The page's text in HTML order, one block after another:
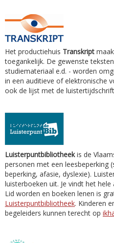
Het productiehuis Transkript
toegankelijk. De gewenste
studiemateriaal e.d. - worden
in een auditieve of elektronische
ook de lijst met de
Luisterpuntbibliotheekis de
personen met een leesbeperking
beperking, afasie, dyslexie).
luisterboeken uit. Je vindt het hele
Lid worden en boeken lenen is
Luisterpuntbibliotheek. Kinderen
begeleiders kunnen terecht op